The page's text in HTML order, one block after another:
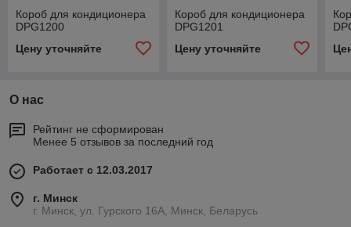
Короб для кондиционера
DPG1200
Цену уточняйте
Короб для кондиционера
DPG1201
Цену уточняйте
О нас
Рейтинг не сформирован
Менее 5 отзывов за последний год
Работает с 12.03.2017
г. Минск
г. Минск, ул. Гурского 16А, Минск, Беларусь